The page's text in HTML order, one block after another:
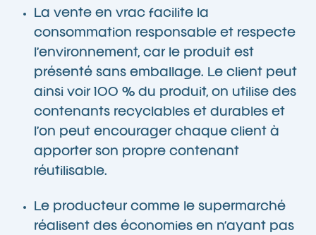
La vente en vrac facilite la
consommation responsable et respecte
l’environnement, car le produit est
présenté sans emballage. Le client peut
ainsi voir 100 % du produit, on utilise des
contenants recyclables et durables et
l’on peut encourager chaque client à
apporter son propre contenant
réutilisable.
Le producteur comme le supermarché
réalisent des économies en n’ayant pas